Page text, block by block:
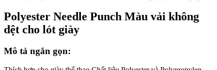
Polyester Needle Punch Màu vải không
dệt cho lót giày
Mô tả ngắn gọn: